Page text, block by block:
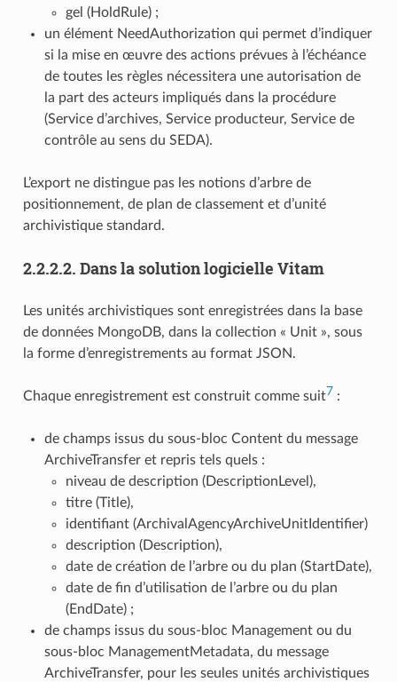
gel (HoldRule) ;
un élément NeedAuthorization qui permet d’indiquer
si la mise en œuvre des actions prévues à l’échéance
de toutes les règles nécessitera une autorisation de
la part des acteurs impliqués dans la procédure
(Service d’archives, Service producteur, Service de
contrôle au sens du SEDA).
L’export ne distingue pas les notions d’arbre de
positionnement, de plan de classement et d’unité
archivistique standard.
2.2.2.2. Dans la solution logicielle Vitam
Les unités archivistiques sont enregistrées dans la base
de données MongoDB, dans la collection « Unit », sous
la forme d’enregistrements au format JSON.
Chaque enregistrement est construit comme suit7 :
de champs issus du sous-bloc Content du message
ArchiveTransfer et repris tels quels :
niveau de description (DescriptionLevel),
titre (Title),
identifiant (ArchivalAgencyArchiveUnitIdentifier)
description (Description),
date de création de l’arbre ou du plan (StartDate),
date de fin d’utilisation de l’arbre ou du plan
(EndDate) ;
de champs issus du sous-bloc Management ou du
sous-bloc ManagementMetadata, du message
ArchiveTransfer, pour les seules unités archivistiques